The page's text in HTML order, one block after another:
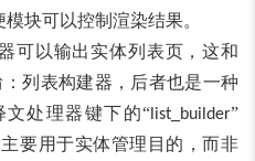
块可以控制渲染结果。
可以输出实体列表页，这和
列表构建器，后者也是一种
文处理器键下的“ list_builder”
主要用于实体管理目的，而非